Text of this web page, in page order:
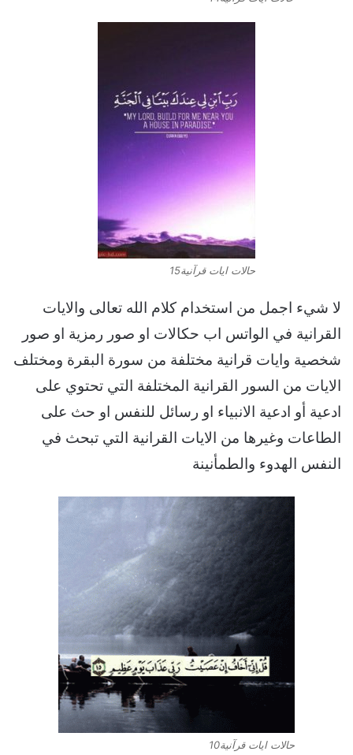
حالات ايات قرآنية15
لا شيء اجمل من استخدام كلام الله تعالى والايات
القرانية في الواتس اب حكالات او صور رمزية او صور
شخصية وايات قرانية مختلفة من سورة البقرة ومختلف
الايات من السور القرانية المختلفة التي تحتوي على
ادعية أو ادعية الانبياء او رسائل للنفس او حث على
الطاعات وغيرها من الايات القرانية التي تبحث في
النفس الهدوء والطمأنينة
حالات ايات قرآنية10